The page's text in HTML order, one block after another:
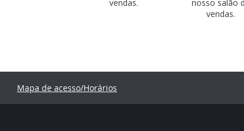
vendas.
nosso salão
vendas.
Mapa de acesso/Horários